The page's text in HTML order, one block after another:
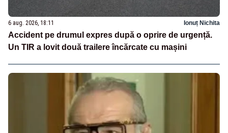
6 aug. 2026, 18:11 Ionuț Nichita
Accident pe drumul expres după o oprire de urgență.
Un TIR a lovit două trailere încărcate cu mașini